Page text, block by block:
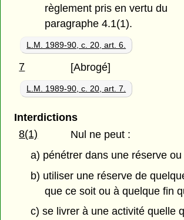
règlement pris en vertu du
paragraphe 4.1(1).
L.M. 1989-90, c. 20, art. 6.
7 [Abrogé]
L.M. 1989-90, c. 20, art. 7.
Interdictions
8(1)
Nul ne peut :
a) pénétrer dans une réserve
b) utiliser une réserve de
que ce soit ou à quelque fin
c) se livrer à une activité quelle